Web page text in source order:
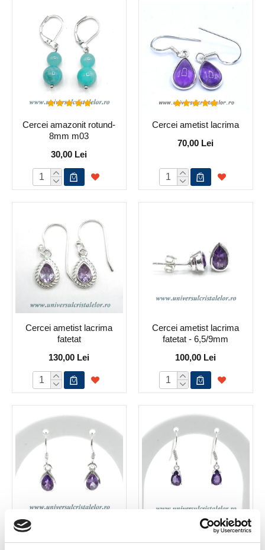
Cercei amazonit rotund-
8mm m03
30,00 Lei
Cercei ametist lacrima
70,00 Lei
Cercei ametist lacrima
fatetat
130,00 Lei
Cercei ametist lacrima
fatetat - 6,5/9mm
100,00 Lei
Cercei ametist lacrima
fatetat - 7/10mm
Cercei ametist lacrima
fatetat -6/8 mm